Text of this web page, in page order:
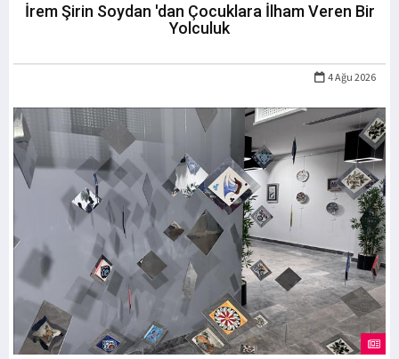
İrem Şirin Soydan 'dan Çocuklara İlham Veren Bir
Yolculuk
4 Ağu 2026